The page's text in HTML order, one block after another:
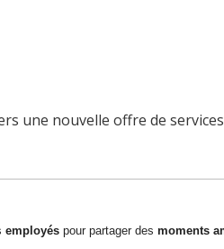
nouvelle offre de
employés pour partager des moments